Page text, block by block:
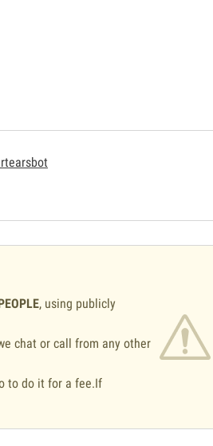
, using publicly
chat or call from any other
to do it for a fee.If